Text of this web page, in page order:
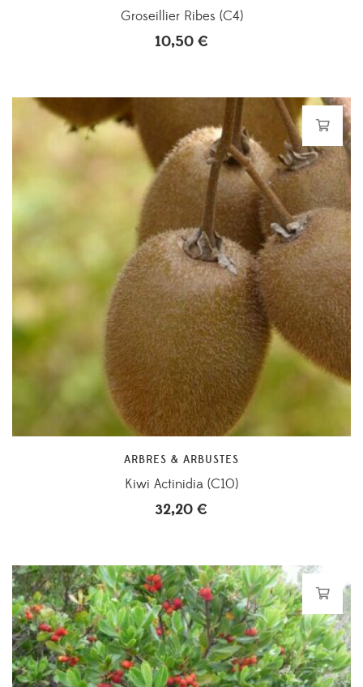
Groseillier Ribes (C4)
10,50 €
ARBRES & ARBUSTES
Kiwi Actinidia (C10)
32,20 €